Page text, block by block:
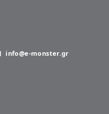
info@e-monster.gr